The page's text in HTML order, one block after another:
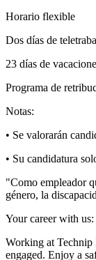
Horario flexible
Dos días de
23 días de
Programa de
Notas:
• Se valorarán
• Su candidatura
"Como empleador
género, la
Your career with us:
Working at Technip
engaged. Enjoy a